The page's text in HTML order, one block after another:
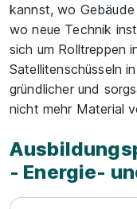
kannst, wo
wo neue Technik
sich um Rolltreppen
Satellitenschüsseln
gründlicher und
nicht mehr Material
- Energie-